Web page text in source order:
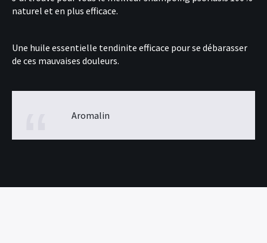
naturel et en plus efficace.
Une huile essentielle tendinite efficace pour se débarasser
de ces mauvaises douleurs.
Aromalin